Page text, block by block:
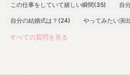
この仕事をしていて嬉しい瞬間(35) 自
自分の結婚式は？(24) やってみたい演
すべての質問を見る